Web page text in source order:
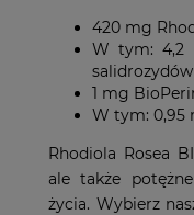
420 mg
W tym: 4,2
salidrozydów
1 mg
W tym: 0,95
Rhodiola Rosea
ale także
życia. Wybierz